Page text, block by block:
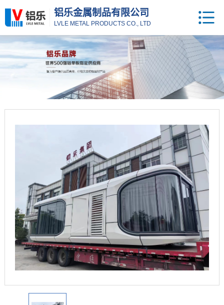
铝乐金属制品有限公司
LVLE METAL PRODUCTS CO., LTD